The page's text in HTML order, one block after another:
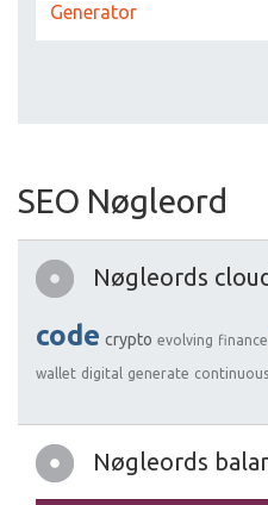
Generator
SEO Nøgleord
Nøgleords
code crypto evolving finance
wallet digital generate
Nøgleords